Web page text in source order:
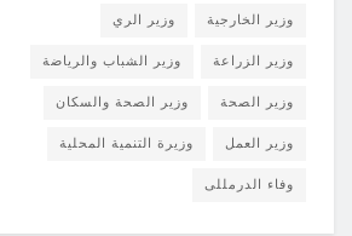
وزير الخارجية وزير الري
وزير الزراعة وزير الشباب والرياضة
وزير الصحة وزير الصحة والسكان
وزير العمل وزيرة التنمية المحلية
وفاء الدرمللى